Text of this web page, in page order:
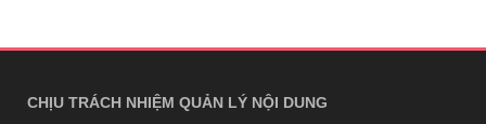
CHỊU TRÁCH NHIỆM QUẢN LÝ NỘI DUNG